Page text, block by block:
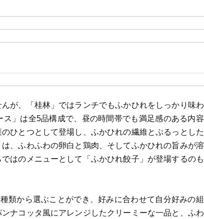
が、「桂林」ではランチでもふかひれをしっかり味わ
」は全5品構成で、昼の時間帯でも満足感のある内
ひとつとして登場し、ふかひれの繊維とぷるっとし
、ふわふわの卵白と鶏肉、そしてふかひれの旨みが
はのメニューとして「ふかひれ餃子」が登場するの
類から選ぶことができ、好みに合わせて自分好みの
ナコッタ風にアレンジしたクリーミーな一品と、ふ